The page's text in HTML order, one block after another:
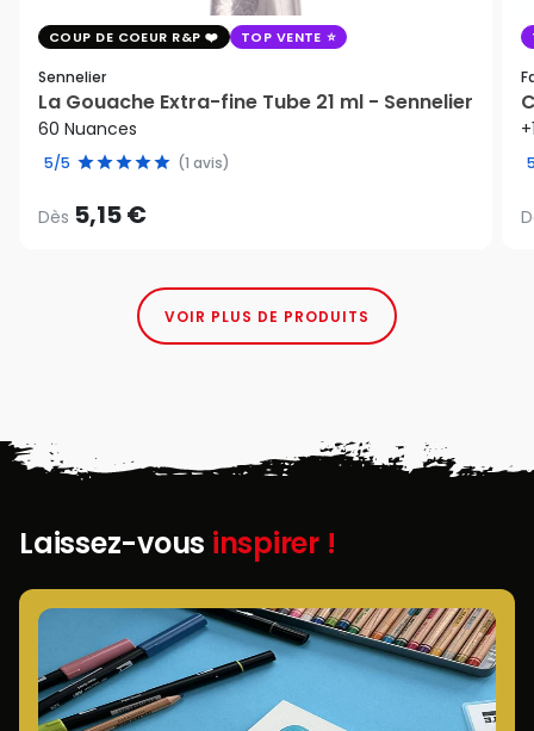
COUP DE COEUR R&P TOP VENTE
Sennelier
La Gouache Extra-fine Tube 21 ml - Sennelier
60 Nuances
5/5 (1 avis)
Dès 5,15 €
VOIR PLUS DE PRODUITS
Laissez-vous inspirer !